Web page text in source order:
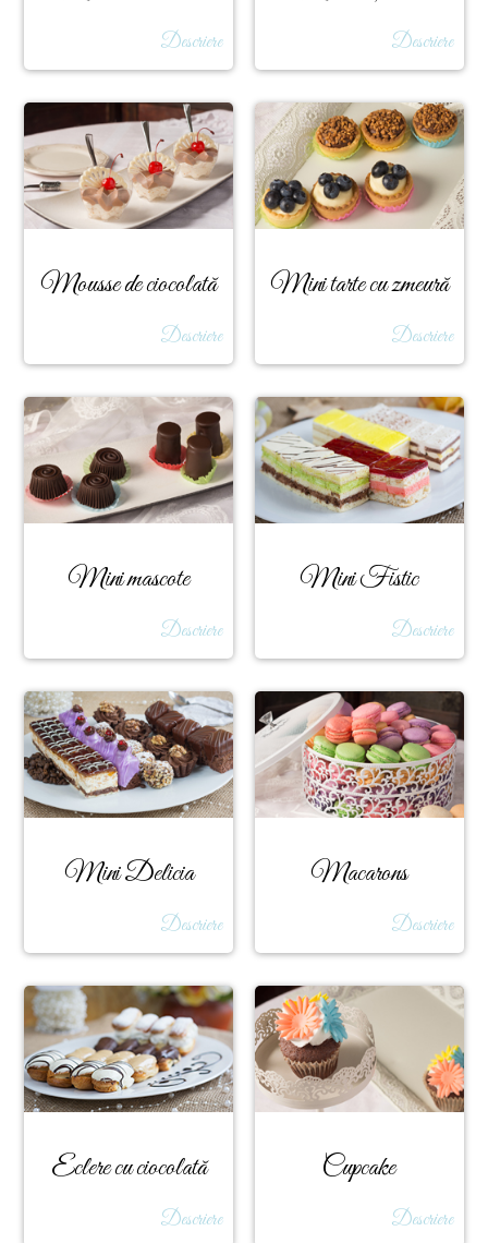
Descriere
ciocolatăDescriere
Mousse de ciocolată
Descriere
Mini tarte cu zmeură
Descriere
Mini mascote
Descriere
Mini Fistic
Descriere
Mini Delicia
Descriere
Macarons
Descriere
Eclere cu ciocolată
Descriere
Cupcake
Descriere